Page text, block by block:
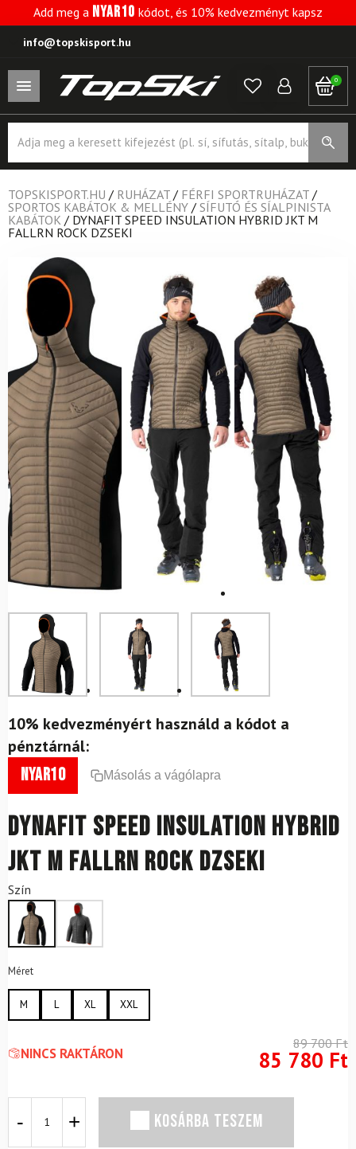
Add meg a NYAR10 kódot, és 10% kedvezményt kapsz
info@topskisport.hu
0
search
TOPSKISPORT.HU / RUHÁZAT / FÉRFI SPORTRUHÁZAT /
SPORTOS KABÁTOK & MELLÉNY / SÍFUTÓ ÉS SÍALPINISTA
KABÁTOK / DYNAFIT SPEED INSULATION HYBRID JKT M
FALLRN ROCK DZSEKI
10% kedvezményért használd a kódot a
pénztárnál:
nyar10 Másolás a vágólapra
DYNAFIT Speed Insulation Hybrid
JKT M Fallrn Rock dzseki
Szín
Méret
M L XL XXL
NINCS RAKTÁRON
89 700Ft
85 780 Ft
Speed
KOSÁRBA TESZEM